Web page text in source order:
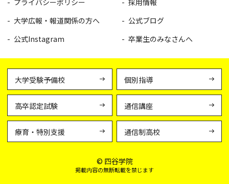
大学広報・報道関係の方へ
公式ブログ
公式Instagram
卒業生のみなさんへ
大学受験予備校 個別指導
高卒認定試験 通信講座
療育・特別支援 通信制高校
© 四谷学院
掲載内容の無断転載を禁じます